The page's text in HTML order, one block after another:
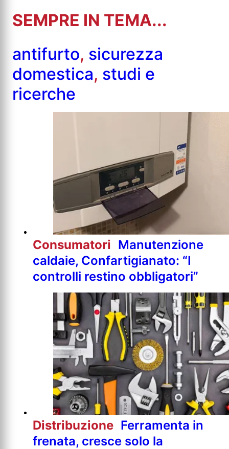
SEMPRE IN TEMA...
antifurto, sicurezza
domestica, studi e
ricerche
Consumatori Manutenzione
caldaie, Confartigianato: “I
controlli restino obbligatori”
Distribuzione Ferramenta in
frenata, cresce solo la